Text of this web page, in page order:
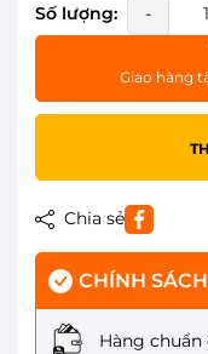
Số lượng: -
Giao hàng
Chia sẻ
CHÍNH
Hàng